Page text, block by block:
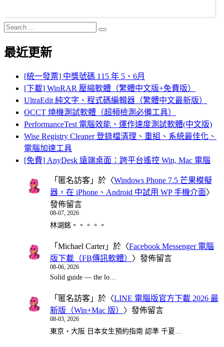
Search
for:
Search
最近更新
[統一發票] 中獎號碼 115 年 5、6月
[下載] WinRAR 壓縮軟體（繁體中文版+免費版）
UltraEdit 純文字、程式碼編輯器（繁體中文最新版）
OCCT 燒機測試軟體（超頻檢測必備工具）
PerformanceTest 電腦效能、運作速度測試軟體(中文版)
Wise Registry Cleaner 登錄檔清理、重組、系統最佳化、
電腦加速工具
[免費] AnyDesk 遠端桌面：跨平台遙控 Win, Mac 電腦
「 匿名訪客 」於〈Windows Phone 7.5 芒果模擬
器，在 iPhone、Android 中試用 WP 手機介面〉
發佈留言
08-07, 2026
林湖銘。。。。。
「 Michael Carter」於〈Facebook Messenger 電腦
版下載（FB傳訊軟體） 〉發佈留言
08-06, 2026
Solid guide — the lo…
「 匿名訪客 」於〈LINE 電腦版官方下載 2026 最
新版（Win+Mac 版） 〉發佈留言
08-03, 2026
東京・大阪 日本女生預約指南 認準 千夏…